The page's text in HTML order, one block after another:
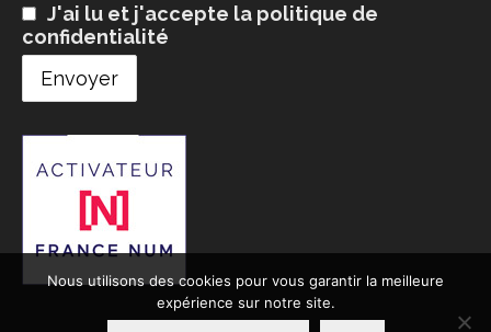
J'ai lu et j'accepte la politique de
confidentialité
Nous utilisons des cookies pour vous garantir la meilleure
expérience sur notre site.